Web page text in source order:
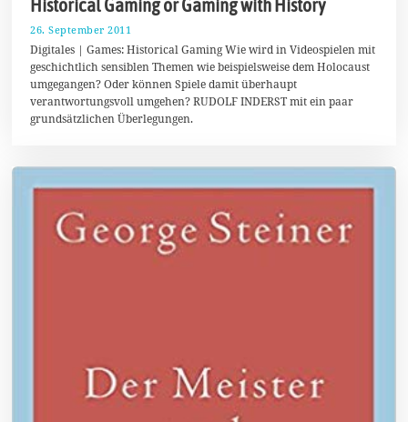
Historical Gaming or Gaming with History
26. September 2011
2
.
S
e
p
e
e
2
7
Digitales | Games: Historical Gaming Wie wird in Videospielen mit
geschichtlich sensiblen Themen wie beispielsweise dem Holocaust
umgegangen? Oder können Spiele damit überhaupt
verantwortungsvoll umgehen? RUDOLF INDERST mit ein paar
grundsätzlichen Überlegungen.